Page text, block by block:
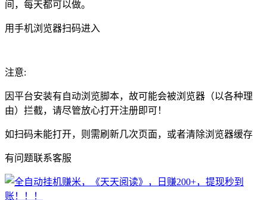
间，每天都可以做。
用手机浏览器扫码进入
注意:
因平台安装有自动浏览脚本，故可能会被浏览器（以各种理
由）拦截，请尽管放心打开注册即可！
如扫码未能打开，则需刷新几次页面，或者清除浏览器缓存
有问题联系客服